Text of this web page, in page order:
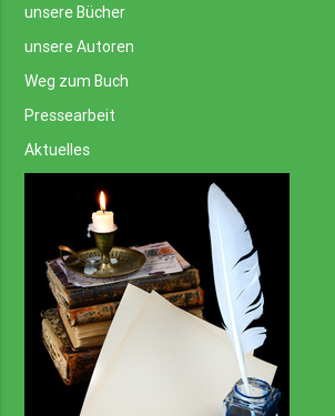
unsere Bücher
unsere Autoren
Weg zum Buch
Pressearbeit
Aktuelles